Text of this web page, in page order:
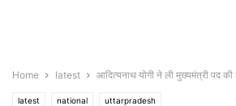
Home latest आदित्यनाथ योगी ने ली मुख्यमंत्री पद
latest national uttarpradesh